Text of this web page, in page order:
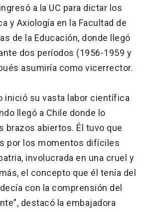
a la UC para dictar los
y Axiología en la Facultad de
de la Educación, donde llegó
dos períodos (1956-1959 y
asumiría como vicerrector.
inició su vasta labor científica
llegó a Chile donde lo
brazos abiertos. Él tuvo que
por los momentos difíciles
involucrada en una cruel y
el concepto que él tenía del
con la comprensión del
destacó la embajadora